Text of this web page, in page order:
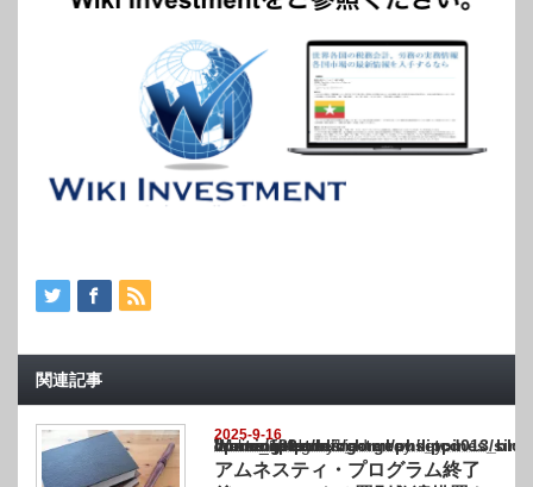
関連記事
2025-9-16
Warning
: Undefined array key "show_category" in
/home/netst/kuno-cpa.co.jp/public_html/philippines_blog/wp-content/themes/
on line183
アムネスティ・プログラム終了